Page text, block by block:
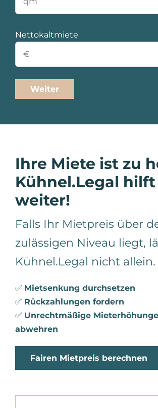
Nettokaltmiete
Ihre Miete ist zu
Kühnel.Legal hilft
weiter!
Falls Ihr Mietpreis über
zulässigen Niveau liegt,
Kühnel.Legal nicht allein.
✅ Mietsenkung durchsetzen
✅ Rückzahlungen fordern
✅ Unrechtmäßige
abwehren
Fairen Mietpreis berechnen